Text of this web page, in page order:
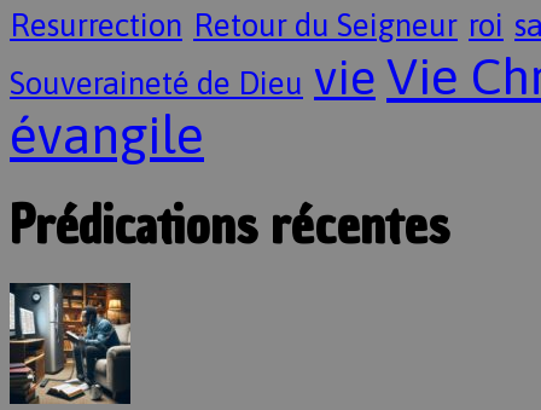
Resurrection Retour du Seigneur roi
Souveraineté de Dieu vie Vie
évangile
Prédications récentes